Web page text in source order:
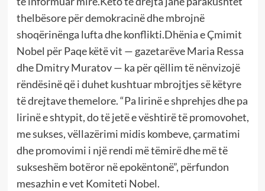
thelbësore për demokracinë dhe mbrojnë
shoqërinënga lufta dhe konflikti.Dhënia e Çmimit
Nobel për Paqe këtë vit — gazetarëve Maria Ressa
dhe Dmitry Muratov — ka për qëllim të nënvizojë
rëndësinë që i duhet kushtuar mbrojtjes së këtyre
të drejtave themelore. “Pa lirinë e shprehjes dhe pa
lirinë e shtypit, do të jetë e vështirë të promovohet,
me sukses, vëllazërimi midis kombeve, çarmatimi
dhe promovimi i një rendi më tëmirë dhe më të
sukseshëm botëror në epokëntonë”, përfundon
mesazhin e vet Komiteti Nobel.